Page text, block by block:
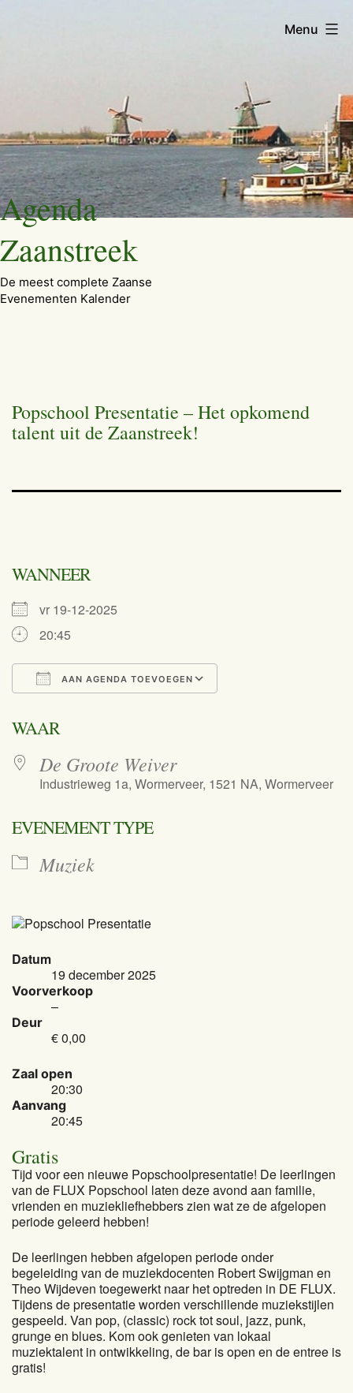
Ga
naar
de
inhoud
Agenda
Zaanstreek
De meest complete Zaanse
Evenementen Kalender
Menu
Popschool Presentatie – Het opkomend
talent uit de Zaanstreek!
WANNEER
vr 19-12-2025
20:45
AAN AGENDA TOEVOEGEN
WAAR
De Groote Weiver
Industrieweg 1a, Wormerveer, 1521 NA, Wormerveer
EVENEMENT TYPE
Muziek
Datum
19 december 2025
Voorverkoop
–
Deur
€ 0,00
Zaal open
20:30
Aanvang
20:45
Gratis
Tijd voor een nieuwe Popschoolpresentatie! De leerlingen
van de FLUX Popschool laten deze avond aan familie,
vrienden en muziekliefhebbers zien wat ze de afgelopen
periode geleerd hebben!
De leerlingen hebben afgelopen periode onder
begeleiding van de muziekdocenten Robert Swijgman en
Theo Wijdeven toegewerkt naar het optreden in DE FLUX.
Tijdens de presentatie worden verschillende muziekstijlen
gespeeld. Van pop, (classic) rock tot soul, jazz, punk,
grunge en blues. Kom ook genieten van lokaal
muziektalent in ontwikkeling, de bar is open en de entree is
gratis!